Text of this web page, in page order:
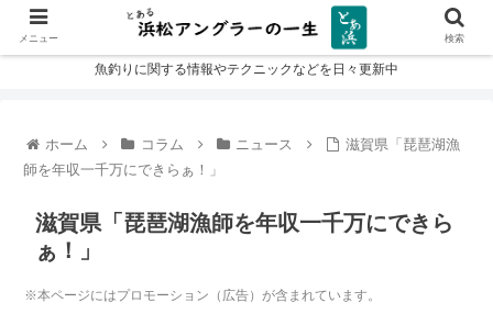
魚釣りに関する情報やテクニックなどを日々更新中
ホーム コラム ニュース
滋賀県「琵琶湖漁
師を年収一千万にできらぁ！」
滋賀県「琵琶湖漁師を年収一千万にできら
ぁ！」
※本ページにはプロモーション（広告）が含まれています。
メニュー 検索